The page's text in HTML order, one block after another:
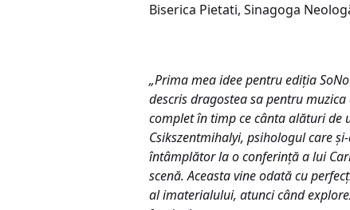
Biserica Pietati, Sinagoga
„Prima mea idee pentru ediția
descris dragostea sa pentru
complet în timp ce cânta alături de
Csikszentmihalyi, psihologul care
întâmplător la o conferință a lui
scenă. Aceasta vine odată cu
al imaterialului, atunci când